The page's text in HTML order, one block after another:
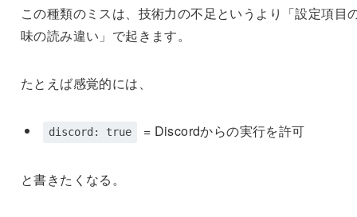
この種類のミスは、技術力の不足というより「設定項目
味の読み違い」で起きます。
たとえば感覚的には、
discord: true = Discordからの実行を許可
と書きたくなる。